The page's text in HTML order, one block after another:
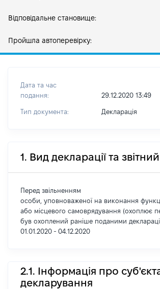
Відповідальне становище:
Пройшла автоперевірку:
Дата та час
подання:
29.12.2020 13:49
Тип документа: Декларація
1. Вид декларації та
Перед звільненням
особи, уповноваженої на виконання
або місцевого самоврядування (охоплює
був охоплений раніше поданими
01.01.2020 - 04.12.2020
2.1. Інформація про
декларування